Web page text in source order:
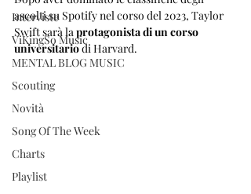
Interviste
ViKingSo Music
MENTAL BLOG MUSIC
Scouting
Novità
Song Of The Week
Charts
Playlist
ascolti su Spotify nel corso del 2023, Taylor
Swift sarà la protagonista di un corso
universitario di Harvard.